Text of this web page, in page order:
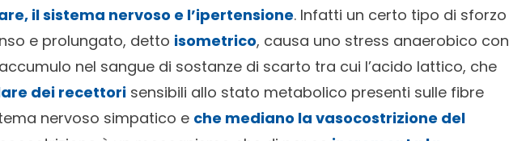
il sistema nervoso e l’ipertensione. Infatti un certo tipo di sforzo
e prolungato, detto isometrico, causa uno stress anaerobico con
nel sangue di sostanze di scarto tra cui l’acido lattico, che
dei recettori sensibili allo stato metabolico presenti sulle fibre
nervoso simpatico e che mediano la vasocostrizione del